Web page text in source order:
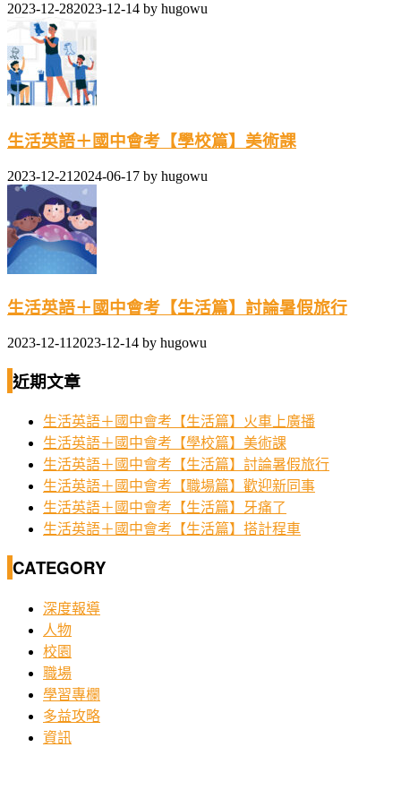
2023-12-282023-12-14 by hugowu
生活英語＋國中會考【學校篇】美術課
2023-12-21 2024-06-17 by hugowu
生活英語＋國中會考【生活篇】討論暑假旅行
2023-12-11 2023-12-14 by hugowu
近期文章
生活英語＋國中會考【生活篇】火車上廣播
生活英語＋國中會考【學校篇】美術課
生活英語＋國中會考【生活篇】討論暑假旅行
生活英語＋國中會考【職場篇】歡迎新同事
生活英語＋國中會考【生活篇】牙痛了
生活英語＋國中會考【生活篇】搭計程車
CATEGORY
深度報導
人物
校園
職場
學習專欄
多益攻略
資訊